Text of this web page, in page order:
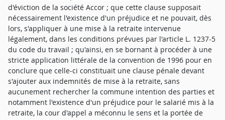
d'éviction de la société Accor ; que cette clause supposait
nécessairement l'existence d'un préjudice et ne pouvait, dès
lors, s'appliquer à une mise à la retraite intervenue
légalement, dans les conditions prévues par l'article L. 1237-5
du code du travail ; qu'ainsi, en se bornant à procéder à une
stricte application littérale de la convention de 1996 pour en
conclure que celle-ci constituait une clause pénale devant
s'ajouter aux indemnités de mise à la retraite, sans
aucunement rechercher la commune intention des parties et
notamment l'existence d'un préjudice pour le salarié mis à la
retraite, la cour d'appel a méconnu le sens et la portée de